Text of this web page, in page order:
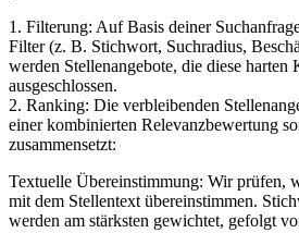
1. Filterung: Auf Basis deiner
Filter (z. B. Stichwort, Suchradius,
werden Stellenangebote, die diese
ausgeschlossen.
2. Ranking: Die verbleibenden
einer kombinierten Relevanzbewertung
zusammensetzt:
Textuelle Übereinstimmung: Wir prüfen,
mit dem Stellentext übereinstimmen.
werden am stärksten gewichtet, gefolgt